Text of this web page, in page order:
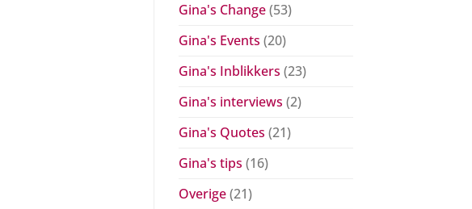
Gina's Change(53)
Gina's Events (20)
Gina's Inblikkers (23)
Gina's interviews (2)
Gina's Quotes (21)
Gina's tips (16)
Overige(21)